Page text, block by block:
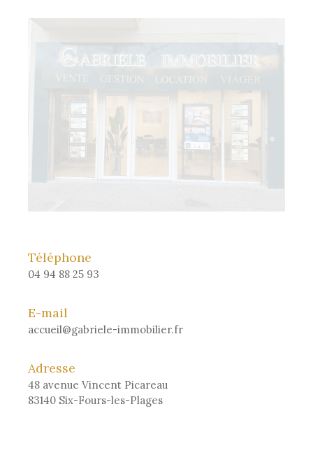
Téléphone
04 94 88 25 93
E-mail
accueil@gabriele-immobilier.fr
Adresse
48 avenue Vincent Picareau
83140 Six-Fours-les-Plages